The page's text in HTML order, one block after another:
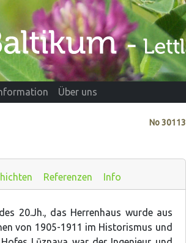
Über uns
No30113
Referenzen Info
20.Jh., das Herrenhaus wurde aus
von 1905-1911 im Historismus und